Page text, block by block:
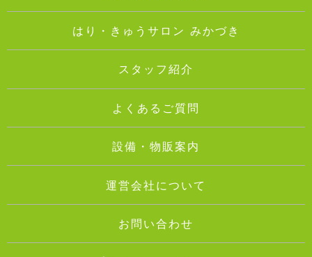
はり・きゅうサロン みかづき
スタッフ紹介
よくあるご質問
設備・物販案内
運営会社について
お問い合わせ